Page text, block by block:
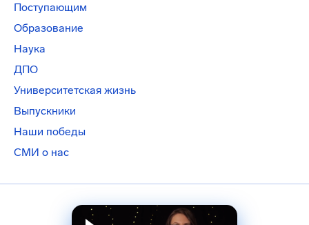
Поступающим
Образование
Наука
ДПО
Университетская жизнь
Выпускники
Наши победы
СМИ о нас